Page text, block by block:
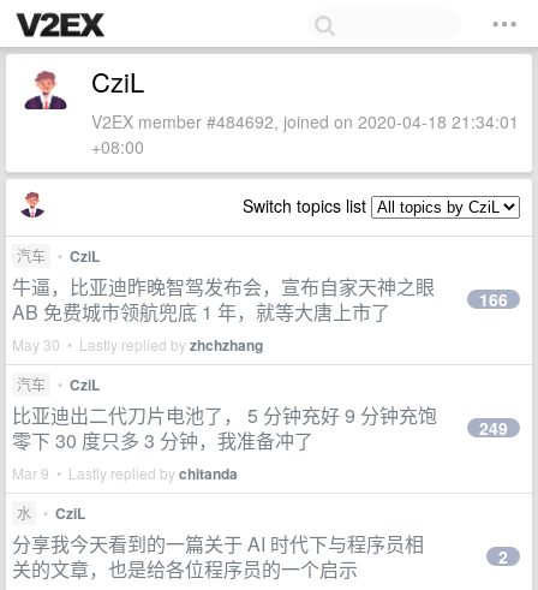
CziL
V2EX member #484692, joined on 2020-04-18 21:34:01
+08:00
Switch topics list
汽车 • CziL
牛逼，比亚迪昨晚智驾发布会，宣布自家天神之眼
AB 免费城市领航兜底 1 年，就等大唐上市了
May 30 • Lastly replied byzhchzhang
166
汽车 • CziL
比亚迪出二代刀片电池了， 5 分钟充好 9 分钟充饱
零下 30 度只多 3 分钟，我准备冲了
Mar 9 • Lastly replied bychitanda
249
水 • CziL
分享我今天看到的一篇关于 AI 时代下与程序员相
关的文章，也是给各位程序员的一个启示
2